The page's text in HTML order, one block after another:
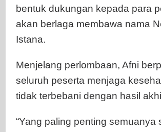
bentuk dukungan kepada para
akan berlaga membawa nama
Istana.
Menjelang perlombaan, Afni
seluruh peserta menjaga
tidak terbebani dengan hasil
“Yang paling penting semuanya